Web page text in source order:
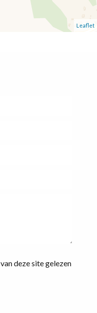
Leaflet
van deze site gelezen